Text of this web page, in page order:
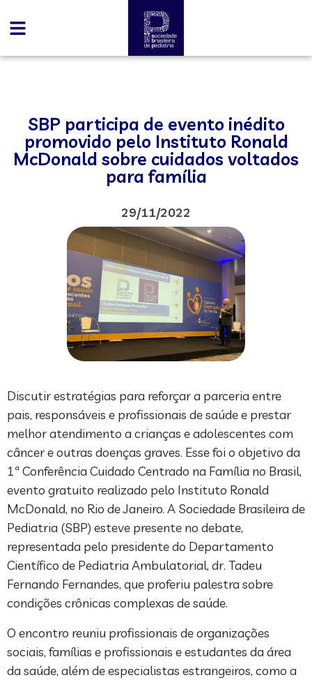
SBP participa de evento inédito
promovido pelo Instituto Ronald
McDonald sobre cuidados voltados
para família
29/11/2022
Discutir estratégias para reforçar a parceria entre
pais, responsáveis e profissionais de saúde e prestar
melhor atendimento a crianças e adolescentes com
câncer e outras doenças graves. Esse foi o objetivo da
1ª Conferência Cuidado Centrado na Família no Brasil,
evento gratuito realizado pelo Instituto Ronald
McDonald, no Rio de Janeiro. A Sociedade Brasileira de
Pediatria (SBP) esteve presente no debate,
representada pelo presidente do Departamento
Científico de Pediatria Ambulatorial, dr. Tadeu
Fernando Fernandes, que proferiu palestra sobre
condições crônicas complexas de saúde.
O encontro reuniu profissionais de organizações
sociais, famílias e profissionais e estudantes da área
da saúde, além de especialistas estrangeiros, como a